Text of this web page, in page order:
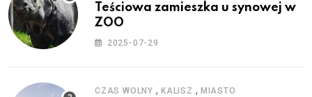
Teściowa zamieszka u synowej w
ZOO
2025-07-29
CZAS WOLNY , KALISZ , MIASTO